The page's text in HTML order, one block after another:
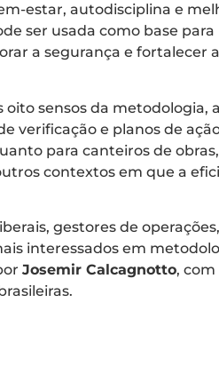
estar, autodisciplina e
ser usada como base para
a segurança e fortalecer a
sensos da metodologia,
verificação e planos de
para canteiros de obras,
contextos em que a
gestores de operações,
interessados em
Josemir Calcagnotto, com